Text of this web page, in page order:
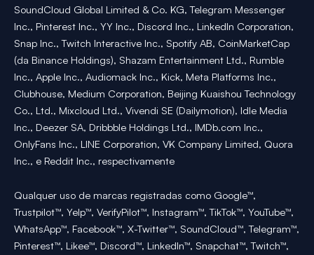
SoundCloud Global Limited & Co. KG, Telegram Messenger
Inc., Pinterest Inc., YY Inc., Discord Inc., LinkedIn Corporation,
Snap Inc., Twitch Interactive Inc., Spotify AB, CoinMarketCap
(da Binance Holdings), Shazam Entertainment Ltd., Rumble
Inc., Apple Inc., Audiomack Inc., Kick, Meta Platforms Inc.,
Clubhouse, Medium Corporation, Beijing Kuaishou Technology
Co., Ltd., Mixcloud Ltd., Vivendi SE (Dailymotion), Idle Media
Inc., Deezer SA, Dribbble Holdings Ltd., IMDb.com Inc.,
OnlyFans Inc., LINE Corporation, VK Company Limited, Quora
Inc., e Reddit Inc., respectivamente
Qualquer uso de marcas registradas como Google™,
Trustpilot™, Yelp™, VerifyPilot™, Instagram™, TikTok™, YouTube™,
WhatsApp™, Facebook™, X-Twitter™, SoundCloud™, Telegram™,
Pinterest™, Likee™, Discord™, LinkedIn™, Snapchat™, Twitch™,